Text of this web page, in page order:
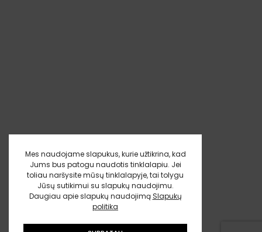
Mes naudojame slapukus, kurie užtikrina, kad
Jums bus patogu naudotis tinklalapiu. Jei
toliau naršysite mūsų tinklalapyje, tai tolygu
Jūsų sutikimui su slapukų naudojimu.
Daugiau apie slapukų naudojimąSlapukų
politika